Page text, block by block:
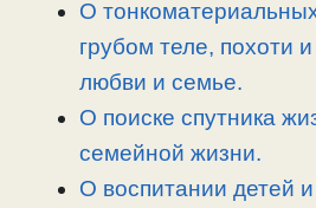
О
грубом теле, похоти
любви и семье.
О поиске спутника
семейной жизни.
О воспитании детей